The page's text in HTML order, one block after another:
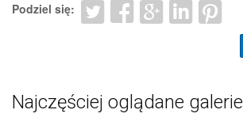
Podziel się:
Najczęściej oglądane galerie